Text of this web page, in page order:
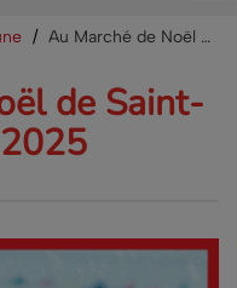
Au Marché de Noël de Saint-Maurice - 29.11.2025
de Saint-